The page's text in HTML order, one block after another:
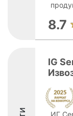
8.7
IG
ИГ